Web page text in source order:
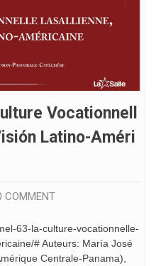
Vocationnell
Latino-Améri
COMMENT
63-la-culture-vocationnelle-
# Auteurs: María José
Centrale-Panama),